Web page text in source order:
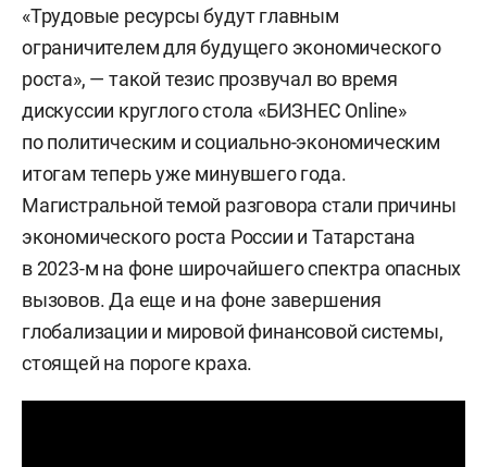
«Трудовые ресурсы будут главным
ограничителем для будущего экономического
роста», — такой тезис прозвучал во время
дискуссии круглого стола «БИЗНЕС Online»
по политическим и социально-экономическим
итогам теперь уже минувшего года.
Магистральной темой разговора стали причины
экономического роста России и Татарстана
в 2023-м на фоне широчайшего спектра опасных
вызовов. Да еще и на фоне завершения
глобализации и мировой финансовой системы,
стоящей на пороге краха.